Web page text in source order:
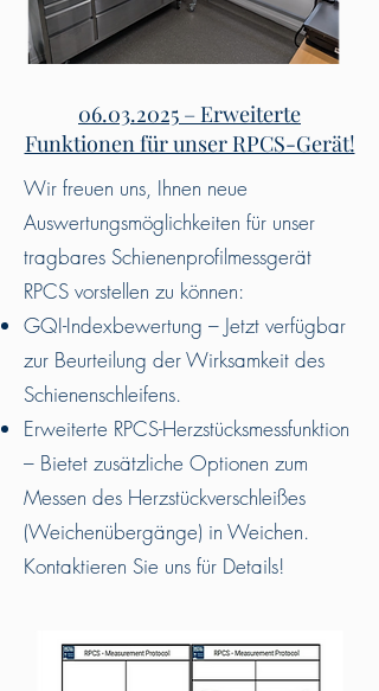
06.03.2025 – Erweiterte
Funktionen für unser RPCS-Gerät!
Wir freuen uns, Ihnen neue
Auswertungsmöglichkeiten für unser
tragbares Schienenprofilmessgerät
RPCS vorstellen zu können:
GQI-Indexbewertung – Jetzt verfügbar
zur Beurteilung der Wirksamkeit des
Schienenschleifens.
Erweiterte RPCS-Herzstücksmessfunktion
– Bietet zusätzliche Optionen zum
Messen des Herzstückverschleißes
(Weichenübergänge) in Weichen.
Kontaktieren Sie uns für Details!